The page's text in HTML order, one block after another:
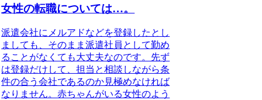
女性の転職については…。
派遣会社にメルアドなどを登録したとし
ましても、そのまま派遣社員として勤め
ることがなくても大丈夫なのです。先ず
は登録だけして、担当と相談しながら条
件の合う会社であるのか見極めなければ
なりません。赤ちゃんがいる女性のよう